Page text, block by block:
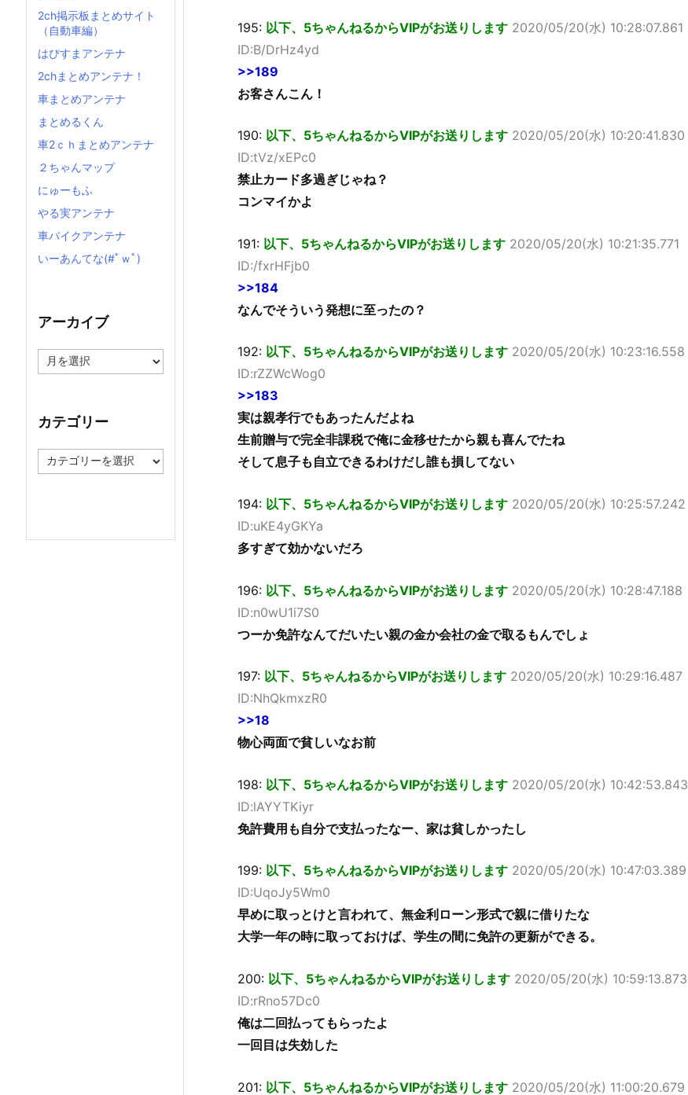
195: 以下、5ちゃんねるからVIPがお送りします 2020/05/20(水) 10:28:07.861
ID:B/DrHz4yd
>>189
お客さんこん！
190: 以下、5ちゃんねるからVIPがお送りします 2020/05/20(水) 10:20:41.830
ID:tVz/xEPc0
禁止カード多過ぎじゃね？
コンマイかよ
191: 以下、5ちゃんねるからVIPがお送りします 2020/05/20(水) 10:21:35.771
ID:/fxrHFjb0
>>184
なんでそういう発想に至ったの？
192: 以下、5ちゃんねるからVIPがお送りします 2020/05/20(水) 10:23:16.558
ID:rZZWcWog0
>>183
実は親孝行でもあったんだよね
生前贈与で完全非課税で俺に金移せたから親も喜んでたね
そして息子も自立できるわけだし誰も損してない
194: 以下、5ちゃんねるからVIPがお送りします 2020/05/20(水) 10:25:57.242
ID:uKE4yGKYa
多すぎて効かないだろ
196: 以下、5ちゃんねるからVIPがお送りします 2020/05/20(水) 10:28:47.188
ID:n0wU1i7S0
つーか免許なんてだいたい親の金か会社の金で取るもんでしょ
197: 以下、5ちゃんねるからVIPがお送りします 2020/05/20(水) 10:29:16.487
ID:NhQkmxzR0
>>18
物心両面で貧しいなお前
198: 以下、5ちゃんねるからVIPがお送りします 2020/05/20(水) 10:42:53.843
ID:lAYYTKiyr
免許費用も自分で支払ったなー、家は貧しかったし
199: 以下、5ちゃんねるからVIPがお送りします 2020/05/20(水) 10:47:03.389
ID:UqoJy5Wm0
早めに取っとけと言われて、無金利ローン形式で親に借りたな
大学一年の時に取っておけば、学生の間に免許の更新ができる。
200: 以下、5ちゃんねるからVIPがお送りします 2020/05/20(水) 10:59:13.873
ID:rRno57Dc0
俺は二回払ってもらったよ
一回目は失効した
201: 以下、5ちゃんねるからVIPがお送りします 2020/05/20(水) 11:00:20.679
2ch掲示板まとめサイト
（自動車編）
はぴすまアンテナ
2chまとめアンテナ！
車まとめアンテナ
まとめるくん
車2ｃｈまとめアンテナ
２ちゃんマップ
にゅーもふ
やる実アンテナ
車バイクアンテナ
いーあんてな(#ﾟｗﾟ)
アーカイブ
ー
ブ
カテゴリー
テ